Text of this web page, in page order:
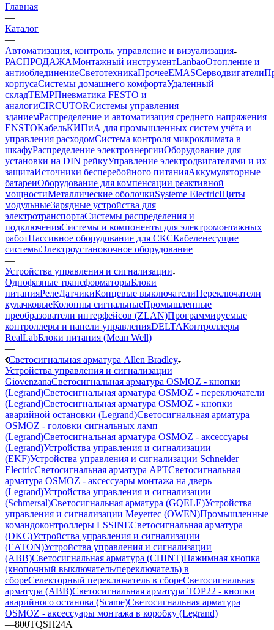
Главная
—
Каталог
—
Автоматизация, контроль, управление и визуализация
РАСПРОДАЖАМонтажный инструментLanbaoОтопление и
антиоблединениеСветотехникаПрочееEMASCерводвигатели
корпусаСистемы домашнего комфортаУдаленный
складTEMPПневматика FESTO и
аналогиCIRCUTORСистемы управления
зданиемРаспределение и автоматизация среднего напряжения
ENSTOКабельКИПиА для промышленных систем учёта и
управления расходомСистема контроля микроклимата в
шкафуРаспределение электроэнергииОборудование для
установки на DIN рейкуУправление электродвигателями и их
защитаИсточники бесперебойного питанияАккумуляторные
батареиОборудование для компенсации реактивной
мощностиМеталлические оболочкиSysteme ElectricЩиты
модульныеЗарядные устройства для
электротранспортаСистемы распределения и
подключенияСистемы и компоненты для электромонтажных
работПассивное оборудование для СКСКабеленесущие
системыЭлектроустановочное оборудование
—
Устройства управления и сигнализации
Однофазные трансформаторыБлоки
питанияРелеДатчикиКонцевые выключателиПереключатели
кулачковыеКолонны сигнальныеПромышленные
преобразователи интерфейсов (ZLAN)Программируемые
контроллеры и панели управленияDELTAКонтроллеры
RealLabБлоки питания (Mean Well)
—
Светосигнальная арматура Allen Bradley
Устройства управления и сигнализации
GiovenzanaСветосигнальная арматура OSMOZ - кнопки
(Legrand)Светосигнальная арматура OSMOZ - переключатели
(Legrand)Светосигнальная арматура OSMOZ - кнопки
аварийной остановки (Legrand)Светосигнальная арматура
OSMOZ - головки сигнальных ламп
(Legrand)Светосигнальная арматура OSMOZ - аксессуары
(Legrand)Устройства управления и сигнализации
(EKF)Устройства управления и сигнализации Schneider
ElectricСветосигнальная арматура APTСветосигнальная
арматура OSMOZ - аксессуары монтажа на дверь
(Legrand)Устройства управления и сигнализации
(Schmersal)Светосигнальная арматура (GQELE)Устройства
управления и сигнализации Meyertec (OWEN)Промышленные
командоконтроллеры LSSINEСветосигнальная арматура
(DKC)Устройства управления и сигнализации
(EATON)Устройства управления и сигнализации
(ABB)Светосигнальная арматура (CHINT)Нажимная кнопка
(кнопочный выключатель/переключатель) в
сбореСелекторный переключатель в сбореСветосигнальная
арматура (ABB)Светосигнальная арматура TOP22 - кнопки
аварийного останова (Scame)Светосигнальная арматура
OSMOZ - аксессуары монтажа в коробку (Legrand)
—800TQSH24A